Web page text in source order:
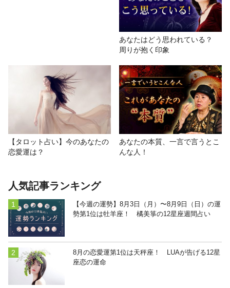
あなたはどう思われている？
周りが抱く印象
【タロット占い】今のあなたの
恋愛運は？
あなたの本質、一言で言うとこ
んな人！
人気記事ランキング
【今週の運勢】8月3日（月）〜8月9日（日）の運
勢第1位は牡羊座！ 橘美箏の12星座週間占い
8月の恋愛運第1位は天秤座！ LUAが告げる12星
座恋の運命